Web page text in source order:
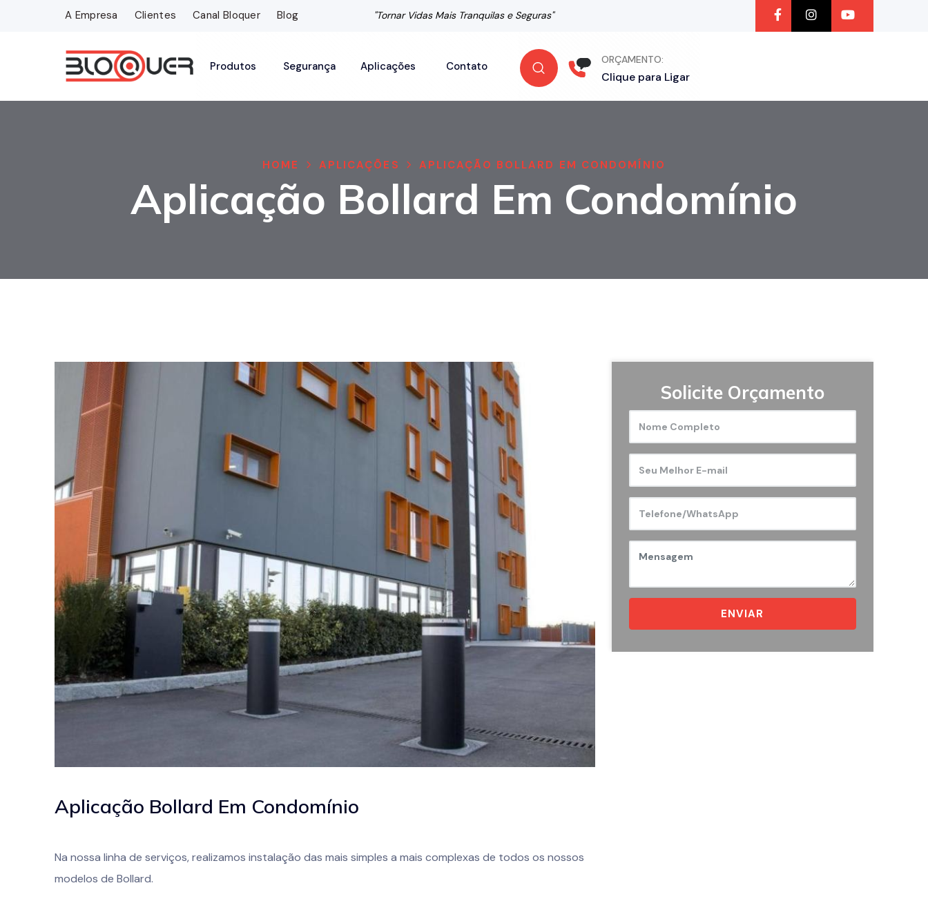
A Empresa Clientes Canal Bloquer Blog "Tornar Vidas Mais Tranquilas e Seguras"
Produtos Segurança Aplicações Contato
ORÇAMENTO:
Clique para Ligar
HOME APLICAÇÕES APLICAÇÃO BOLLARD EM CONDOMÍNIO
Aplicação Bollard Em Condomínio
Aplicação Bollard Em Condomínio
Na nossa linha de serviços, realizamos instalação das mais simples a mais complexas de todos os nossos
modelos de Bollard.
Solicite Orçamento
ENVIAR